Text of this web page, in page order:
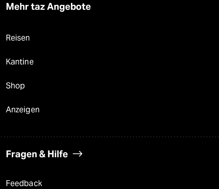
Mehr taz Angebote
Reisen
Kantine
Shop
Anzeigen
Fragen & Hilfe
Feedback